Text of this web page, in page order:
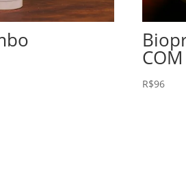
R$96